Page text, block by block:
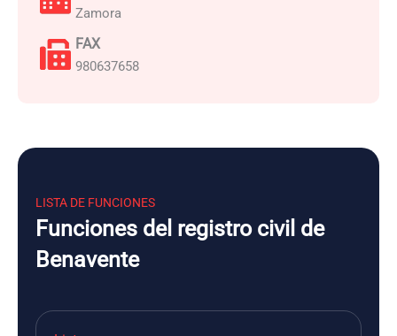
Zamora
FAX
980637658
LISTA DE FUNCIONES
Funciones del registro civil de
Benavente